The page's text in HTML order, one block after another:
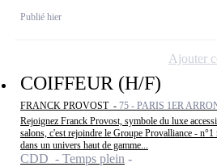
Publié hier
COIFFEUR (H/F)
FRANCK PROVOST - 75 - PARIS 1ER
Rejoignez Franck Provost, symbole du luxe
salons, c'est rejoindre le Groupe Provalliance -
dans un univers haut de gamme...
CDD - Temps plein
Ajouter